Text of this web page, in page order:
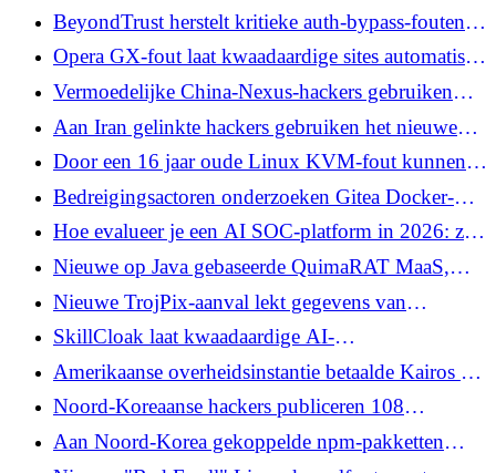
beheerdersachterdeur in Tenda Router Firmware
BeyondTrust herstelt kritieke auth-bypass-fouten in
ondersteuning op afstand en PRA
Opera GX-fout laat kwaadaardige sites automatisch
mods installeren om gegevens van bezochte
pagina's te stelen
Vermoedelijke China-Nexus-hackers gebruiken
nep-Indiase belastingaangifteprogramma om
DcRAT te implementeren
Aan Iran gelinkte hackers gebruiken het nieuwe
Cavern C2-framework om zich op Israëlische
organisaties te richten
Door een 16 jaar oude Linux KVM-fout kunnen
gast-VM’s ontsnappen om te hosten op Intel- en
AMD x86-systemen
Bedreigingsactoren onderzoeken Gitea Docker-
fout CVE-2026-20896 13 dagen na
openbaarmaking
Hoe evalueer je een AI SOC-platform in 2026: zes
mogelijkheden die leiders onderscheiden van kant-
en-klare AI-oplossingen
Nieuwe op Java gebaseerde QuimaRAT MaaS,
gebouwd voor gebruik op Windows, Linux en
macOS
Nieuwe TrojPix-aanval lekt gegevens van
systemen met luchtopening via videokabelemissies
SkillCloak laat kwaadaardige AI-
agentvaardigheden statische scanners omzeilen met
zelfuitpakkende verpakking
Amerikaanse overheidsinstantie betaalde Kairos $1
miljoen in geval van afpersing van
gegevensdiefstal
Noord-Koreaanse hackers publiceren 108
kwaadaardige pakketten en extensies in de
PolinRider-campagne
Aan Noord-Korea gekoppelde npm-pakketten
bootsen rollup-polyfills na om